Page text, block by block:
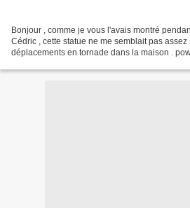
Bonjour , comme je vous l'avais montré
Cédric , cette statue ne me semblait pas
déplacements en tornade dans la maison .